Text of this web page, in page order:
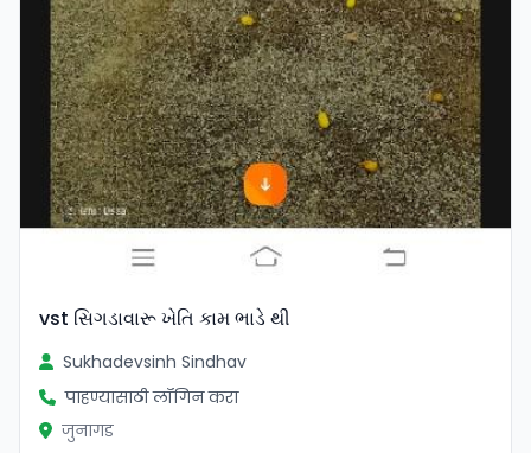
vst સિગડાવારૂ ખેતિ કામ ભાડે થી
Sukhadevsinh Sindhav
पाहण्यासाठी लॉगिन करा
जुनागड